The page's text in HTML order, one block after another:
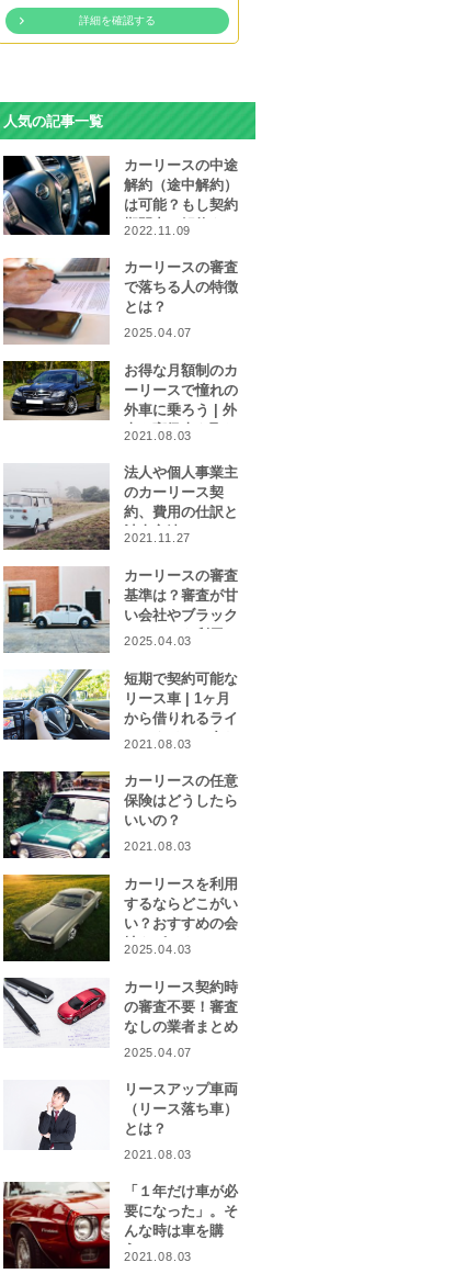
詳細を確認する
人気の記事一覧
カーリースの中途
解約（途中解約）
は可能？もし契約
期間中に解約をし
なったら…
2022.11.09
カーリースの審査
で落ちる人の特徴
とは？
2025.04.07
お得な月額制のカ
ーリースで憧れの
外車に乗ろう | 外
車や高級車を取り
者をご紹介！
2021.08.03
法人や個人事業主
のカーリース契
約、費用の仕訳と
計上方法は？
2021.11.27
カーリースの審査
基準は？審査が甘
い会社やブラック
リストでも利用で
2025.04.03
短期で契約可能な
リース車 | 1ヶ月
から借りれるライ
フスタイルに合わ
集
2021.08.03
カーリースの任意
保険はどうしたら
いいの？
2021.08.03
カーリースを利用
するならどこがい
い？おすすめの会
社をピックアッ
2025.04.03
カーリース契約時
の審査不要！審査
なしの業者まとめ
2025.04.07
リースアップ車両
（リース落ち車）
とは？
2021.08.03
「１年だけ車が必
要になった」。そ
んな時は車を購
入？カーリース？
2021.08.03